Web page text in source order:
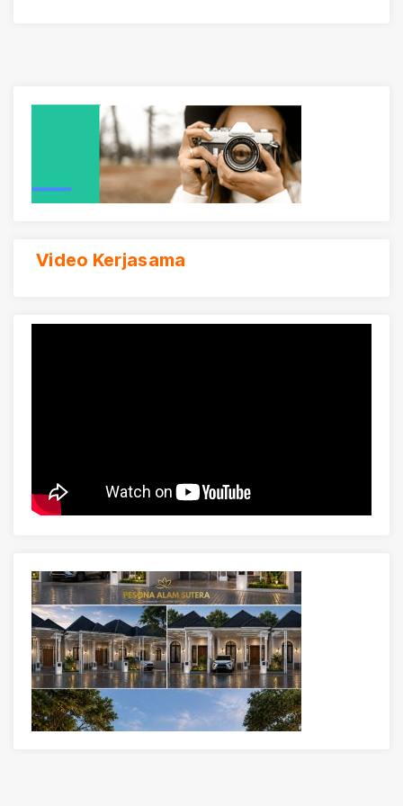
Video Kerjasama